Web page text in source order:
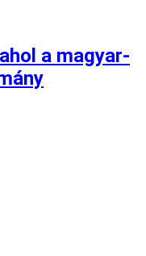
a magyar-